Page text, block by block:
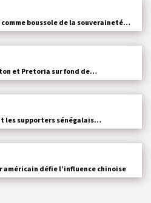
comme boussole de la souveraineté…
et Pretoria sur fond de…
les supporters sénégalais…
américain défie l’influence chinoise